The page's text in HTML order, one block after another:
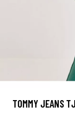
TOMMY JEANS